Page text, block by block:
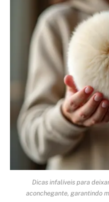
Dicas infalíveis para
aconchegante, garantindo